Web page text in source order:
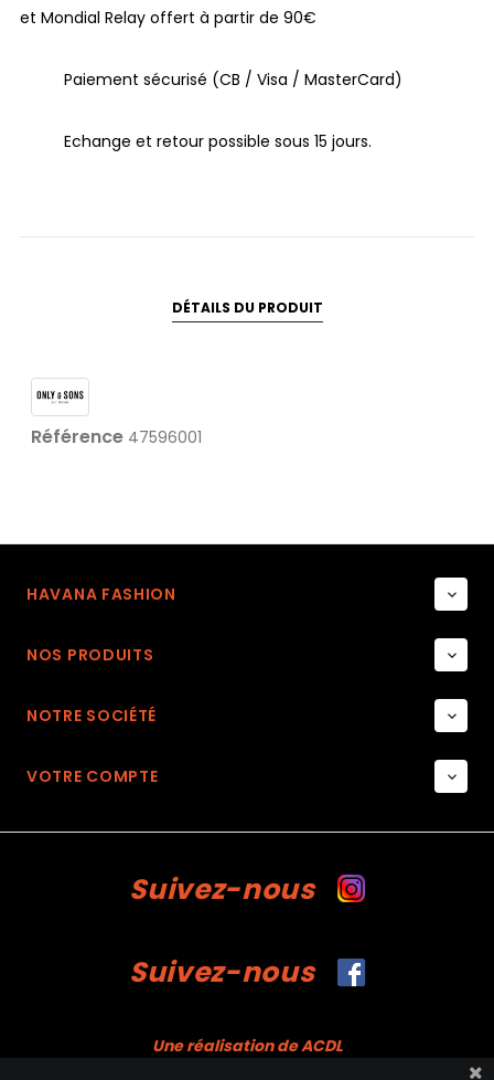
et Mondial Relay offert à partir de 90€
Paiement sécurisé (CB / Visa / MasterCard)
Echange et retour possible sous 15 jours.
DÉTAILS DU PRODUIT
Référence 47596001
HAVANA FASHION 
NOS PRODUITS 
NOTRE SOCIÉTÉ 
VOTRE COMPTE 
Suivez-nous
Suivez-nous
Une réalisation de ACDL